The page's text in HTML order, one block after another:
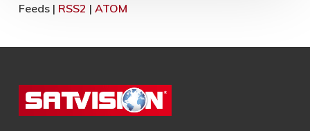
Feeds | RSS2 | ATOM